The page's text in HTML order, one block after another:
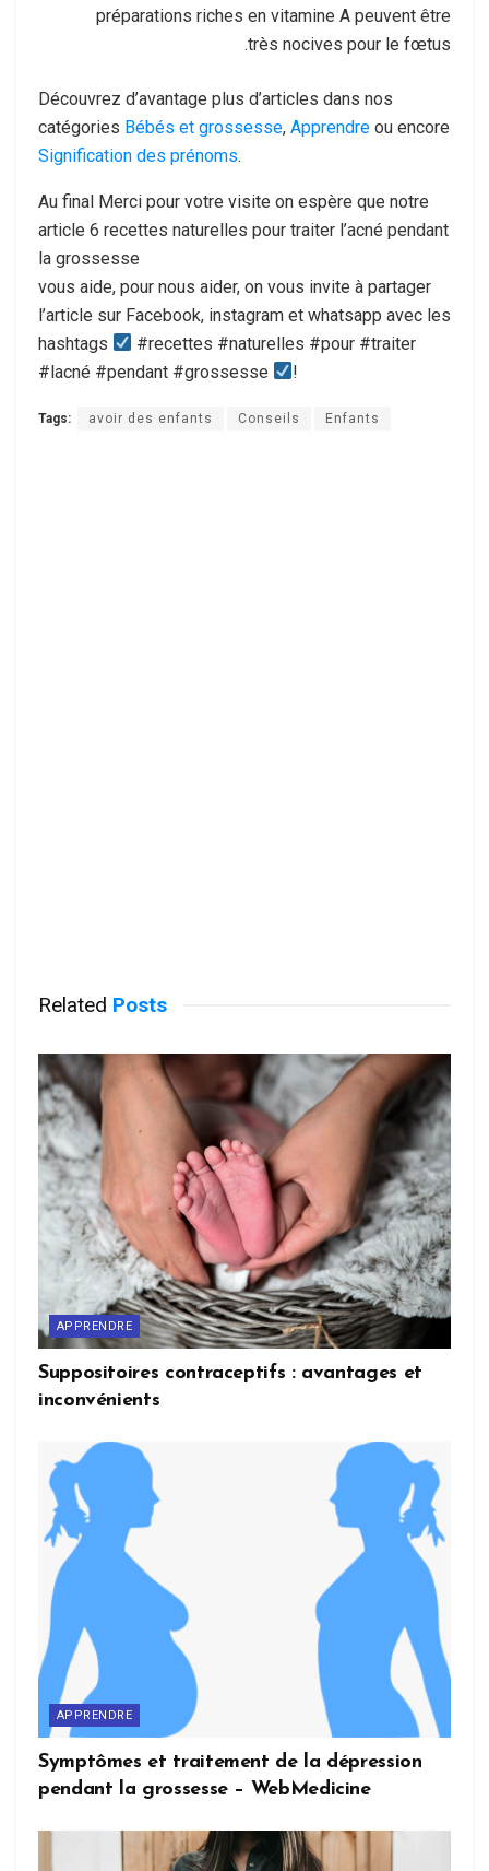
préparations riches en vitamine A peuvent être
très nocives pour le fœtus.
Découvrez d’avantage plus d’articles dans nos
catégories Bébés et grossesse, Apprendre ou encore
Signification des prénoms.
Au final Merci pour votre visite on espère que notre
article 6 recettes naturelles pour traiter l’acné pendant
la grossesse
vous aide, pour nous aider, on vous invite à partager
l’article sur Facebook, instagram et whatsapp avec les
hashtags
#recettes #naturelles #pour #traiter
#lacné #pendant #grossesse
!
Tags: avoir des enfants Conseils Enfants
Related Posts
APPRENDRE
Suppositoires contraceptifs : avantages et
inconvénients
APPRENDRE
Symptômes et traitement de la dépression
pendant la grossesse – WebMedicine